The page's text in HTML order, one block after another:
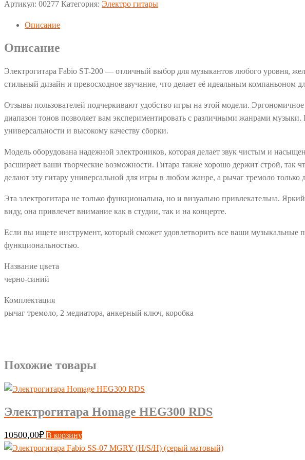
Артикул: 00277 Категория: Электро гитары
Описание
Описание
Электрогитара Fabio ST-200 — отличный выбор для музыкантов любого уровня,
стильный дизайн и превосходное звучание, что делает её идеальным компаньоном
Отзывы пользователей подчеркивают удобство игры на этой модели.
диапазон тонов позволяет вам экспериментировать с различными жанрами
универсальности и высокому качеству сборки.
Модель оборудована надежной электроников, которая делает звук чистым и
расширяет ваши творческие возможности. Гитара также хорошо держит строй, так
делают эту гитару универсальной для игры в любом жанре, а рычаг тремоло только
Эта электрогитара не только функциональна, но и визуально привлекательна.
виду, она привлечет внимание как в студии, так и на концерте.
Если вы ищете инструмент, который сможет удовлетворить все ваши
функциональностью.
Название цвета
черно-синий
Комплектация
рычаг тремоло, 2 медиатора, анкерный ключ, коробка
Похожие товары
Электрогитара Homage HEG300 RDS
10500,00₽ В корзину